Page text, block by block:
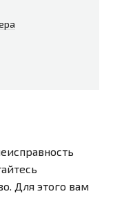
Для этого вам